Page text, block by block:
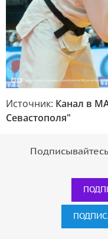
Источник: Канал в
Севастополя"